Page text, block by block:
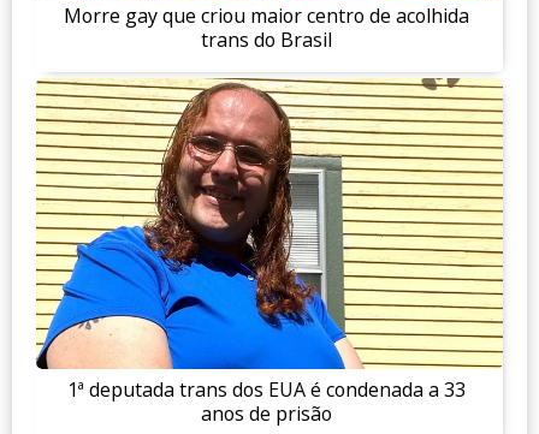
Morre gay que criou maior centro de acolhida
trans do Brasil
1ª deputada trans dos EUA é condenada a 33
anos de prisão